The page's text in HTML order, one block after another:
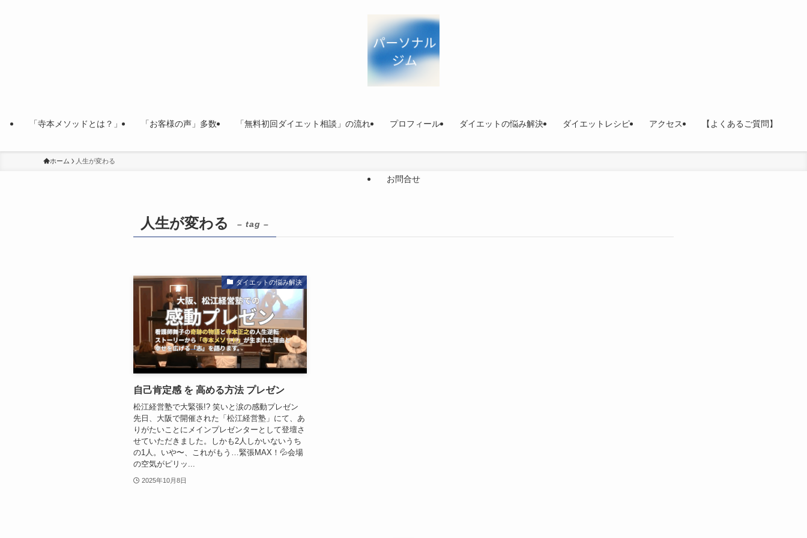
「寺本メソッドとは？」 「お客様の声」多数 「無料初回ダイエット相談」の流れ プロフィール ダイエットの悩み解決 ダイエットレシピ アクセス 【よくあるご質問】
お問合せ
ホーム 人生が変わる
人生が変わる – tag –
ダイエットの悩み解決
自己肯定感 を 高める方法 プレゼン
松江経営塾で大緊張!? 笑いと涙の感動プレゼン
先日、大阪で開催された「松江経営塾」にて、あ
りがたいことにメインプレゼンターとして登壇さ
せていただきました。しかも2人しかいないうち
の1人。いや〜、これがもう…緊張MAX！💦会場
の空気がピリッ...
2025年10月8日